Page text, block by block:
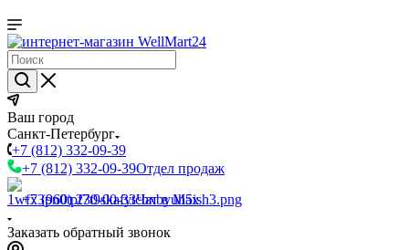
Ваш город
Санкт-Петербург
+7 (812) 332-09-39
+7 (812) 332-09-39Отдел продаж
+7 (960) 230-00-33Чат в Max
Заказать обратный звонок